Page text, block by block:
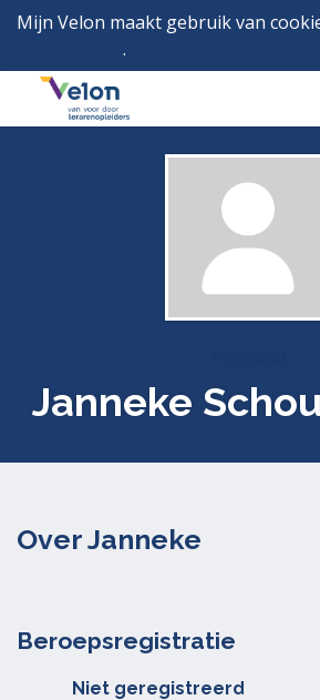
Mijn Velon maakt gebruik van
.
Menu
Janneke
Over Janneke
Beroepsregistratie
Niet geregistreerd